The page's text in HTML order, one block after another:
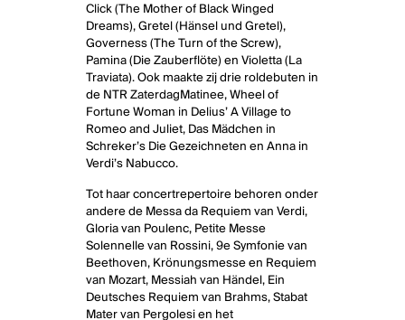
Click (The Mother of Black Winged
Dreams), Gretel (Hänsel und Gretel),
Governess (The Turn of the Screw),
Pamina (Die Zauberflöte) en Violetta (La
Traviata). Ook maakte zij drie roldebuten in
de NTR ZaterdagMatinee, Wheel of
Fortune Woman in Delius’ A Village to
Romeo and Juliet, Das Mädchen in
Schreker’s Die Gezeichneten en Anna in
Verdi’s Nabucco.
Tot haar concertrepertoire behoren onder
andere de Messa da Requiem van Verdi,
Gloria van Poulenc, Petite Messe
Solennelle van Rossini, 9e Symfonie van
Beethoven, Krönungsmesse en Requiem
van Mozart, Messiah van Händel, Ein
Deutsches Requiem van Brahms, Stabat
Mater van Pergolesi en het